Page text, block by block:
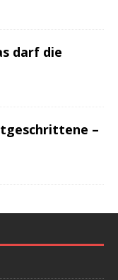
darf die
–